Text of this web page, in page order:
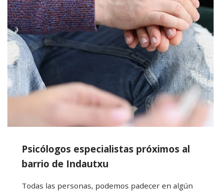
Psicólogos especialistas próximos al
barrio de Indautxu
Todas las personas, podemos padecer en algún